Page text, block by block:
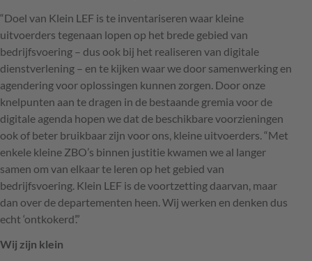
“Doel van Klein LEF is te inventariseren waar kleine
uitvoerders tegenaan lopen op het brede gebied van
bedrijfsvoering – dus ook bij het realiseren van digitale
dienstverlening – en te kijken waar we door samenwerking en
agendering voor oplossingen kunnen zorgen. Door onze
knelpunten aan te dragen in de bestaande gremia voor de
digitale agenda hopen we dat de beschikbare voorzieningen
ook of beter bruikbaar zijn voor ons, kleine uitvoerders. “Met
enkele kleine ZBO’s binnen justitie kwamen we al langer
samen om van elkaar te leren op het gebied van
bedrijfsvoering. Klein LEF is de voortzetting daarvan, maar
dan over de departementen heen. Wij werken en denken dus
echt ‘ontkokerd’.”
Wij zijn klein